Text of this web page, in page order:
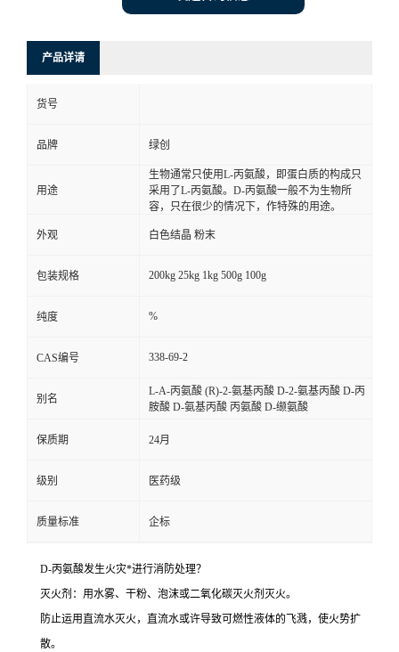
产品详请
货号
品牌 绿创
用途
生物通常只使用L-丙氨酸，即蛋白质的构成只
采用了L-丙氨酸。D-丙氨酸一般不为生物所
容，只在很少的情况下，作特殊的用途。
外观 白色结晶 粉末
包装规格 200kg 25kg 1kg 500g 100g
纯度 %
CAS编号 338-69-2
别名
L-A-丙氨酸 (R)-2-氨基丙酸 D-2-氨基丙酸 D-丙
胺酸 D-氨基丙酸 丙氨酸 D-缬氨酸
保质期 24月
级别 医药级
质量标准 企标
D-丙氨酸发生火灾*进行消防处理？
灭火剂：用水雾、干粉、泡沫或二氧化碳灭火剂灭火。
防止运用直流水灭火，直流水或许导致可燃性液体的飞溅，使火势扩
散。